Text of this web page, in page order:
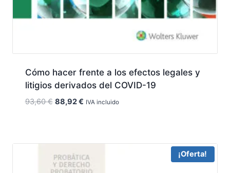
Cómo hacer frente a los efectos legales y
litigios derivados del COVID-19
93,60€ El
88,92€ElIVA incluido
¡Oferta!